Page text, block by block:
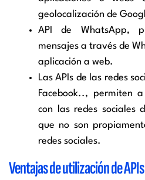
geolocalización de
API de WhatsApp,
mensajes a través de
aplicación a web.
Las APIs de las redes
Facebook.., permiten
con las redes sociales
que no son
redes sociales.
Ventajas de utilización de APIs